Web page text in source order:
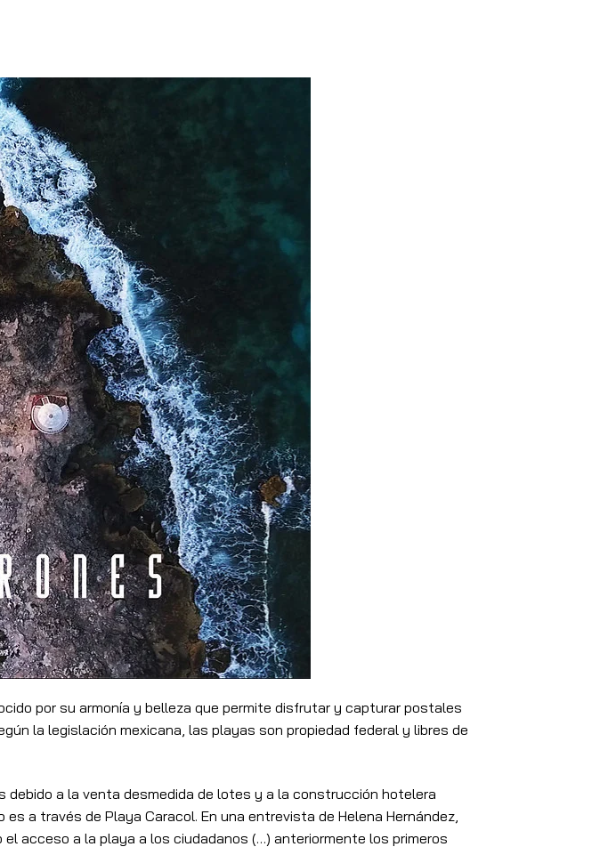
por su armonía y belleza que permite disfrutar y capturar postales
la legislación mexicana, las playas son propiedad federal y libres de
a la venta desmedida de lotes y a la construcción hotelera
a través de Playa Caracol. En una entrevista de Helena Hernández,
acceso a la playa a los ciudadanos (…) anteriormente los primeros